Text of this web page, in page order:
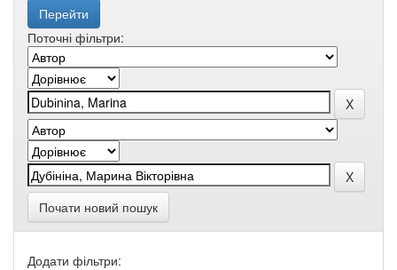
Поточні фільтри:
Почати новий пошук
Додати фільтри: